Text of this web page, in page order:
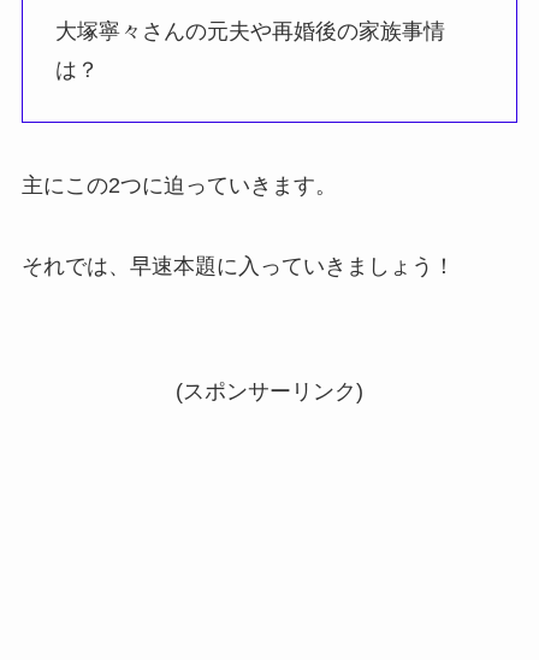
大塚寧々さんの元夫や再婚後の家族事情
は？
主にこの2つに迫っていきます。
それでは、早速本題に入っていきましょう！
(スポンサーリンク)